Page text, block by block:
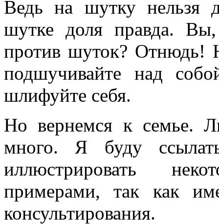
Ведь на шутку нельзя
шутке доля правда.
против шуток? Отнюдь!
подшучивайте над
шлифуйте себя.
Но вернемся к семье.
много. Я буду
иллюстрировать
примерами, так как
консультирования.